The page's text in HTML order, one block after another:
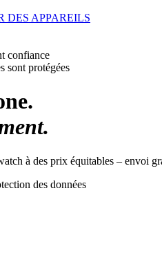
DES APPAREILS
confiance
sont protégées
à des prix équitables – envoi
des données